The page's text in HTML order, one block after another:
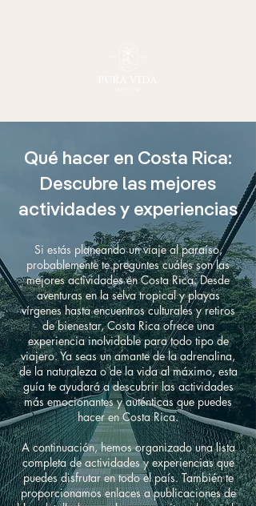
Qué hacer en Costa Rica:
Descubre las mejores
actividades y experiencias
Si estás planeando un viaje al paraíso,
probablemente te preguntes cuáles son las
mejores actividades en Costa Rica. Desde
aventuras en la selva tropical y playas
vírgenes hasta encuentros culturales y retiros
de bienestar, Costa Rica ofrece una
experiencia inolvidable para todo tipo de
viajero. Ya seas un amante de la adrenalina,
de la naturaleza o de la vida al máximo, esta
guía te ayudará a descubrir las actividades
más emocionantes y auténticas que puedes
hacer en Costa Rica.
A continuación, hemos organizado una lista
completa de actividades y experiencias que
puedes disfrutar en todo el país. También te
proporcionamos enlaces a publicaciones de